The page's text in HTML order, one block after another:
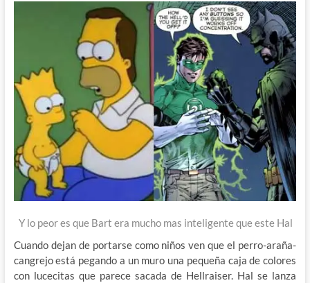
Y lo peor es que Bart era mucho mas inteligente que este Hal
Cuando dejan de portarse como niños ven que el perro-araña-
cangrejo está pegando a un muro una pequeña caja de colores
con lucecitas que parece sacada de Hellraiser. Hal se lanza